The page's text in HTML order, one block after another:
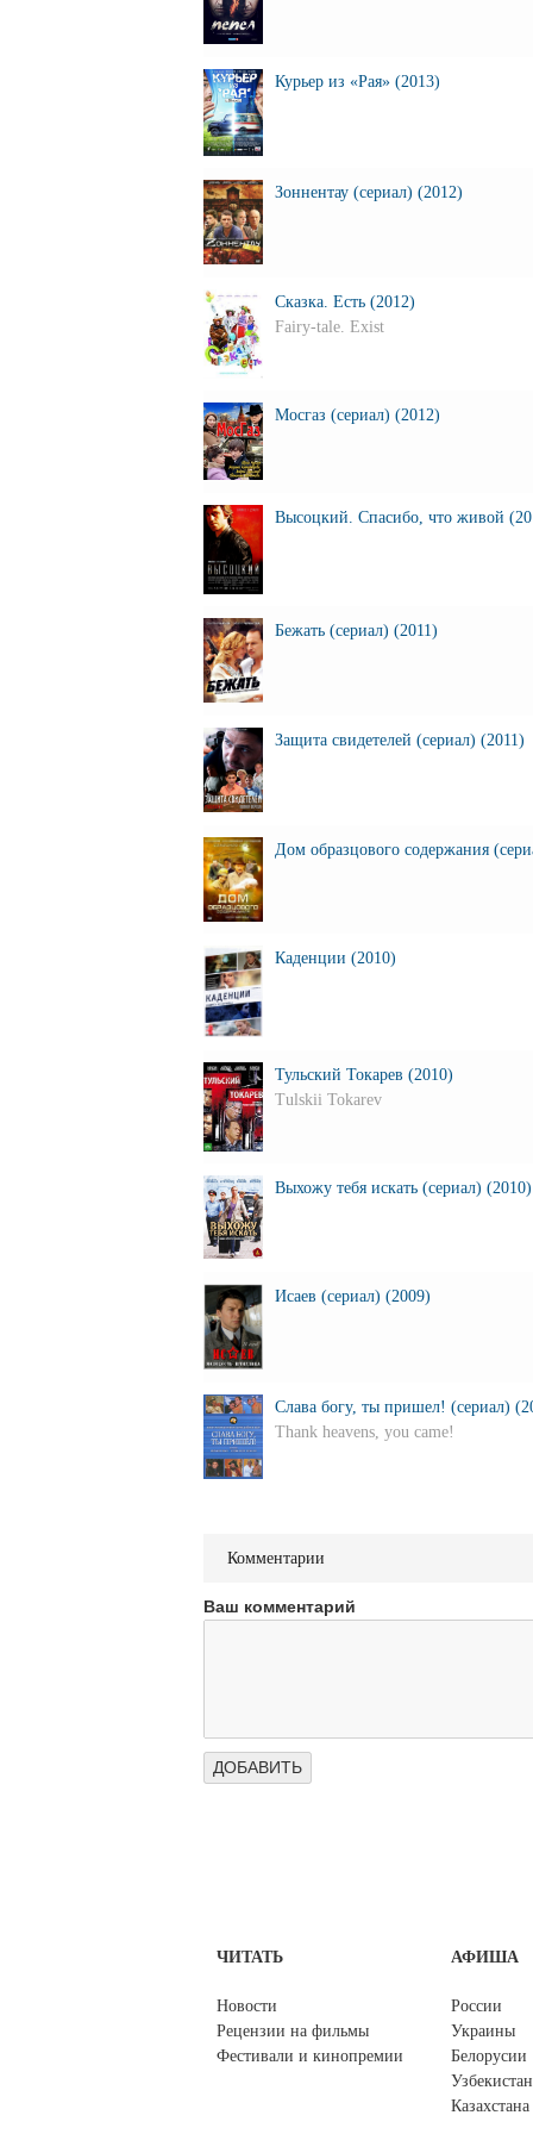
Курьер из «Рая» (2013)
Зоннентау (сериал) (2012)
Сказка. Есть (2012)
Fairy-tale. Exist
Мосгаз (сериал) (2012)
Высоцкий. Спасибо, что живой
Бежать (сериал) (2011)
Защита свидетелей (сериал) (2011)
Дом образцового содержания
Каденции (2010)
Тульский Токарев (2010)
Tulskii Tokarev
Выхожу тебя искать (сериал) (2010)
Исаев (сериал) (2009)
Слава богу, ты пришел! (сериал)
Thank heavens, you came!
Комментарии
Ваш комментарий
ЧИТАТЬ
Новости
Рецензии на фильмы
Фестивали и кинопремии
АФИША
России
Украины
Белорусии
Казахстана